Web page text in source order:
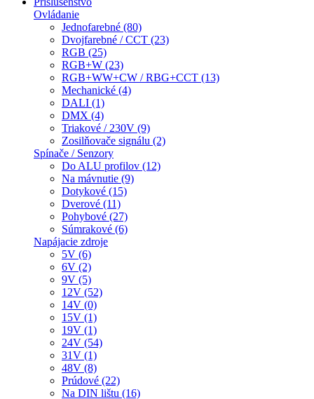
Ovládanie
Jednofarebné (80)
Dvojfarebné / CCT (23)
RGB (25)
RGB+W (23)
RGB+WW+CW / RBG+CCT (13)
Mechanické (4)
DALI (1)
DMX (4)
Triakové / 230V (9)
Zosilňovače signálu (2)
Spínače / Senzory
Do ALU profilov (12)
Na mávnutie (9)
Dotykové (15)
Dverové (11)
Pohybové (27)
Súmrakové (6)
Napájacie zdroje
5V (6)
6V (2)
9V (5)
12V (52)
14V (0)
15V (1)
19V (1)
24V (54)
31V (1)
48V (8)
Prúdové (22)
Na DIN lištu (16)